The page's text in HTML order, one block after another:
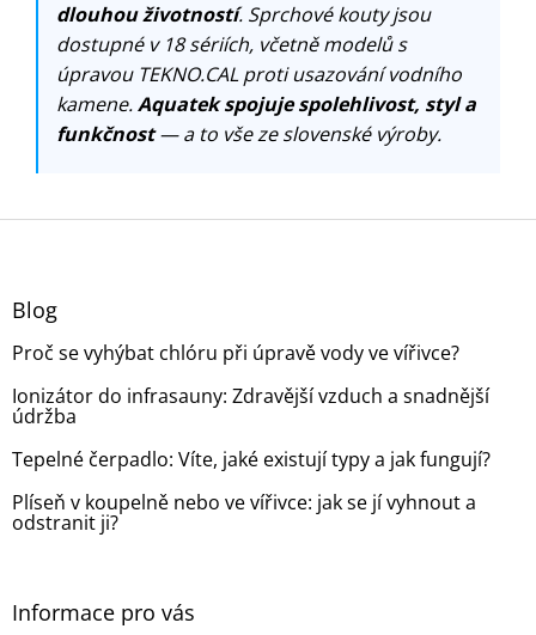
dlouhou životností. Sprchové kouty jsou
dostupné v 18 sériích, včetně modelů s
úpravou TEKNO.CAL proti usazování vodního
kamene.Aquatek spojuje spolehlivost, styl a
funkčnost— a to vše ze slovenské výroby.
Z
Blog
Proč se vyhýbat chlóru při úpravě vody ve vířivce?
Ionizátor do infrasauny: Zdravější vzduch a snadnější
údržba
Tepelné čerpadlo: Víte, jaké existují typy a jak fungují?
Plíseň v koupelně nebo ve vířivce: jak se jí vyhnout a
odstranit ji?
Informace pro vás